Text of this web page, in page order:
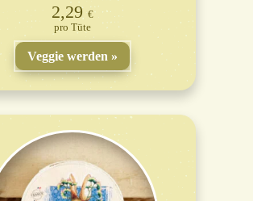
2,29€
Tüte
Veggie werden